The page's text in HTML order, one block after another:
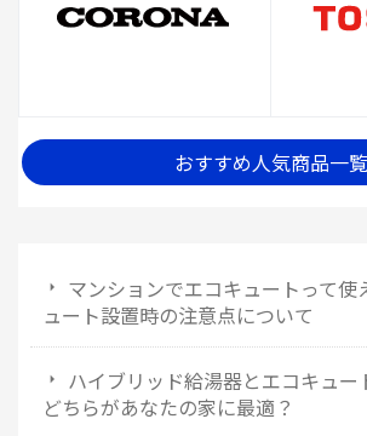
おすすめ人気商品一覧
マンションでエコキュートって使
ュート設置時の注意点について
ハイブリッド給湯器とエコキュー
どちらがあなたの家に最適？